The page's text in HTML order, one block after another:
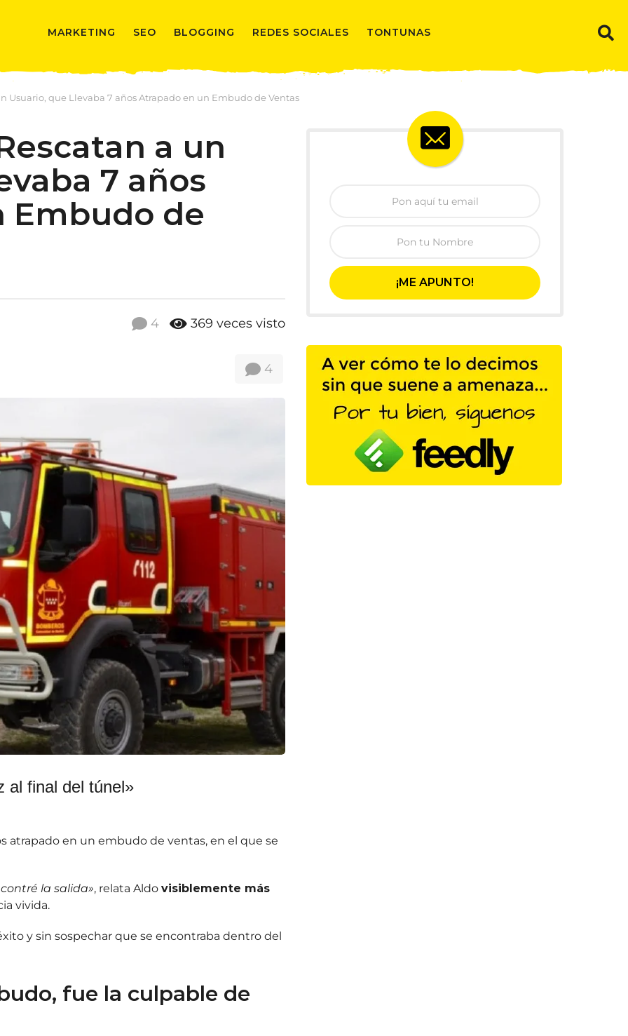
MARKETING SEO BLOGGING REDES SOCIALES TONTUNAS
Usuario, que Llevaba 7 años Atrapado en un Embudo de Ventas
a un
7 años
Embudo de
4 369 veces visto
4
al final del túnel»
atrapado en un embudo de ventas, en el que se
la salida», relata Aldo visiblemente más
vivida.
y sin sospechar que se encontraba dentro del
fue la culpable de